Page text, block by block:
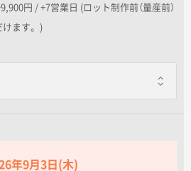
円 / +7営業日 (ロット制作前（量産前）
けます。)
年9月3日(木)